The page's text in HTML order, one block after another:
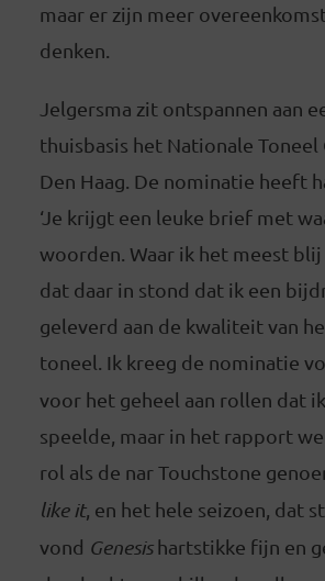
maar er zijn meer
denken.
Jelgersma zit ontspannen aan
thuisbasis het Nationale Toneel
Den Haag. De nominatie heeft
‘Je krijgt een leuke brief met
woorden. Waar ik het meest blij
dat daar in stond dat ik een
geleverd aan de kwaliteit van
toneel. Ik kreeg de nominatie
voor het geheel aan rollen dat
speelde, maar in het rapport
rol als de nar Touchstone
like it, en het hele seizoen, dat
vond Genesishartstikke fijn en